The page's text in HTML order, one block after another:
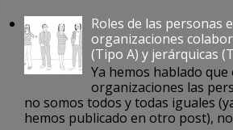
Roles de las personas
organizaciones
(Tipo A) y jerárquicas
Ya hemos hablado que
organizaciones las
no somos todos y todas iguales
hemos publicado en otro post),